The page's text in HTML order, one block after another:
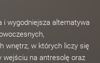
i wygodniejsza alternatywa
wnętrz, w których liczy się
wejściu na antresolę oraz